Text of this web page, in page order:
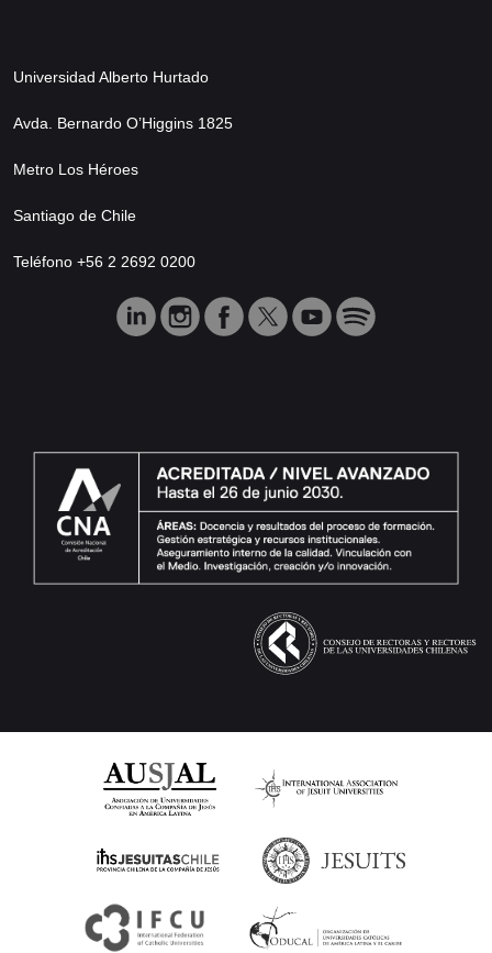
Universidad Alberto Hurtado
Avda. Bernardo O’Higgins 1825
Metro Los Héroes
Santiago de Chile
Teléfono +56 2 2692 0200